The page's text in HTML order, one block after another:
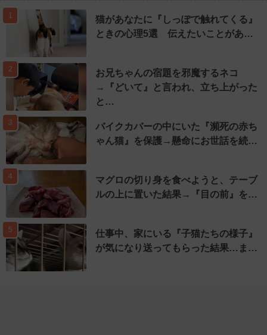
1
猫があなたに『しっぽで触れてくる』
ときの心理5選 伝えたいことがあ…
2
お兄ちゃんの宿題を邪魔するネコ
→『どいて』と言われ、立ち上がった
と…
3
バイクカバーの中にいた『瀕死の赤ち
ゃん猫』を保護→懸命にお世話を続…
4
マグロの切り身を食べようと、テーブ
ルの上に置いた結果→『目の前』を…
5
仕事中、家にいる『子猫たちの様子』
が気になり送ってもらった結果…ま…